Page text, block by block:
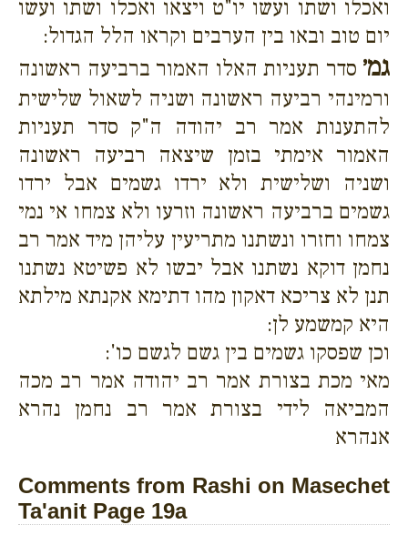
ואכלו ושתו ועשו יו"ט ויצאו ואכלו ושתו ועשו
יום טוב ובאו בין הערבים וקראו הלל הגדול:
גמ׳ סדר תעניות האלו האמור ברביעה ראשונה
ורמינהי רביעה ראשונה ושניה לשאול שלישית
להתענות אמר רב יהודה ה"ק סדר תעניות
האמור אימתי בזמן שיצאה רביעה ראשונה
ושניה ושלישית ולא ירדו גשמים אבל ירדו
גשמים ברביעה ראשונה וזרעו ולא צמחו אי נמי
צמחו וחזרו ונשתנו מתריעין עליהן מיד אמר רב
נחמן דוקא נשתנו אבל יבשו לא פשיטא נשתנו
תנן לא צריכא דאקון מהו דתימא אקנתא מילתא
היא קמשמע לן:
וכן שפסקו גשמים בין גשם לגשם כו':
מאי מכת בצורת אמר רב יהודה אמר רב מכה
המביאה לידי בצורת אמר רב נחמן נהרא
אנהרא
Comments from Rashi on Masechet
Ta'anit Page 19a